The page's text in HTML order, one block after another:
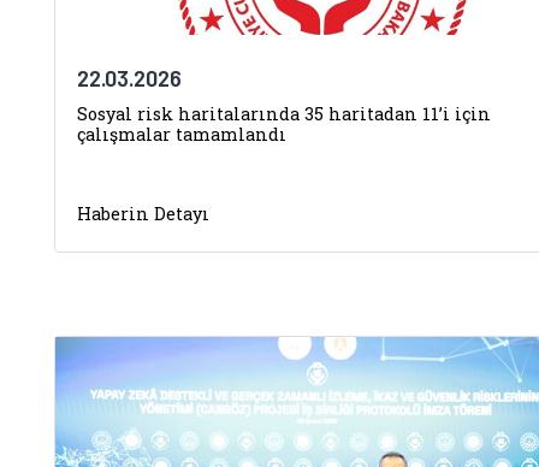
22.03.2026
Sosyal risk haritalarında 35 haritadan 11’i için
çalışmalar tamamlandı
Haberin Detayı